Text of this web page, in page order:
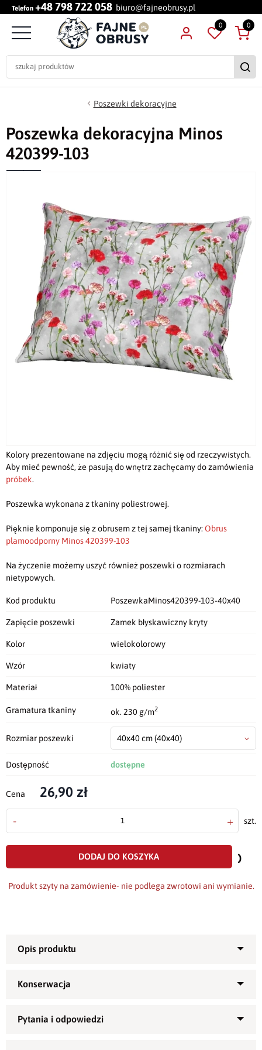
Telefon +48 798 722 058 biuro@fajneobrusy.pl
0 0
Poszewki dekoracyjne
Poszewka dekoracyjna Minos
420399-103
Kolory prezentowane na zdjęciu mogą różnić się od rzeczywistych.
Aby mieć pewność, że pasują do wnętrz zachęcamy do zamówienia
próbek.
Poszewka wykonana z tkaniny poliestrowej.
Pięknie komponuje się z obrusem z tej samej tkaniny:Obrus
plamoodporny Minos 420399-103
Na życzenie możemy uszyć również poszewki o rozmiarach
nietypowych.
Kod produktu PoszewkaMinos420399-103-40x40
Zapięcie poszewki Zamek błyskawiczny kryty
Kolor wielokolorowy
Wzór kwiaty
Materiał 100% poliester
Gramatura tkaniny ok. 230 g/m2
Rozmiar poszewki 40x40 cm(40x40)
Dostępność dostępne
Cena 26,90 zł
- + szt.
DODAJ DO KOSZYKA
do
Produkt szyty na zamówienie- nie podlega zwrotowi ani wymianie.
zadrukowanej motywami kwiatowymi tkaniny, gładkiej,
Wykończona zamkiem błyskawicznym krytym. Poszewka